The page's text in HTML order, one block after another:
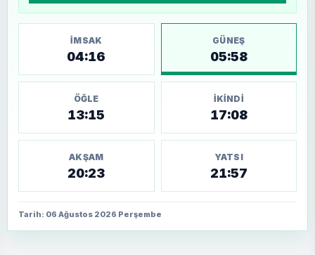
İMSAK
04:16
GÜNEŞ
05:58
ÖĞLE
13:15
İKINDI
17:08
AKŞAM
20:23
YATSI
21:57
Tarih: 06 Ağustos 2026 Perşembe